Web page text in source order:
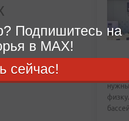
Подпишитесь на
в MAX!
сейчас!